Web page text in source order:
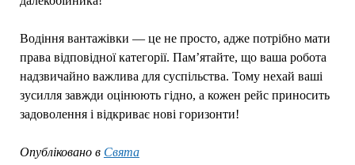
Водіння вантажівки — це не просто, адже потрібно мати
права відповідної категорії. Пам’ятайте, що ваша робота
надзвичайно важлива для суспільства. Тому нехай ваші
зусилля завжди оцінюють гідно, а кожен рейс приносить
задоволення і відкриває нові горизонти!
Опубліковано в Свята